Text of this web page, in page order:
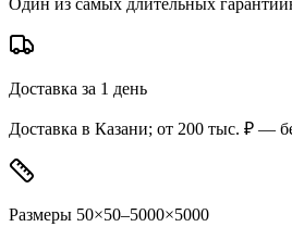
Доставка за 1 день
Доставка в Казани; от 200 тыс. ₽ —
Размеры 50×50–5000×5000